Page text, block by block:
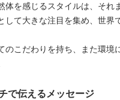
体を感じるスタイルは、そ
して大きな注目を集め、世界
のこだわりを持ち、また環
で伝えるメッセージ